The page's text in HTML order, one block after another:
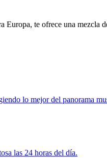
Europa, te ofrece una mezcla
lo mejor del panorama
las 24 horas del día.